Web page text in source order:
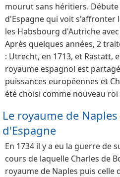
mourut sans héritiers.
d'Espagne qui voit s'affronter
les Habsbourg d'Autriche
Après quelques années, 2
: Utrecht, en 1713, et Rastatt,
royaume espagnol est
puissances européennes et
été choisi comme nouveau roi
Le royaume de
d'Espagne
En 1734 il y a eu la guerre de
cours de laquelle Charles de
royaume de Naples puis celle